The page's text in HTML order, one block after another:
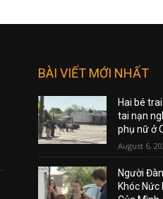
BÀI VIẾT MỚI NHẤT
Hai bé
tai nạn
phụ nữ ở
August 6,
Người
Khóc Nức